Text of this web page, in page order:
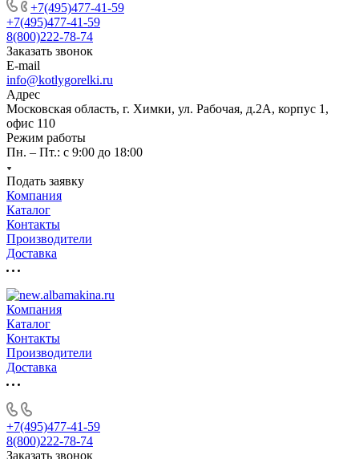
+7(495)477-41-59
+7(495)477-41-59
8(800)222-78-74
Заказать звонок
E-mail
info@kotlygorelki.ru
Адрес
Московская область, г. Химки, ул. Рабочая, д.2А, корпус 1,
офис 110
Режим работы
Пн. – Пт.: с 9:00 до 18:00
Подать заявку
Компания
Каталог
Контакты
Производители
Доставка
Компания
Каталог
Контакты
Производители
Доставка
+7(495)477-41-59
8(800)222-78-74
Заказать звонок